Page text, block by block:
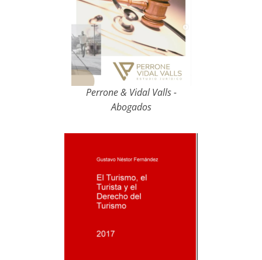
Perrone & Vidal Valls -
Abogados